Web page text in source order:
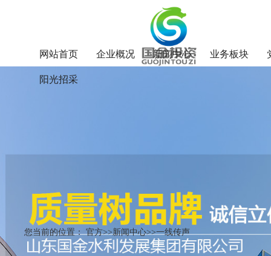
网站首页 企业概况 新闻中心 业务板块
阳光招采
您当前的位置： 官方>>新闻中心>>一线传声